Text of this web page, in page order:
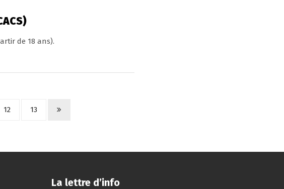
de 18 ans).
12 13
La lettre d’info